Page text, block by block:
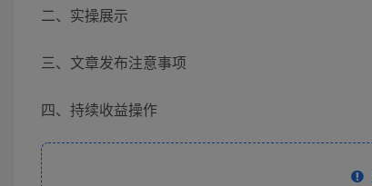
二、实操展示
三、文章发布注意事项
四、持续收益操作